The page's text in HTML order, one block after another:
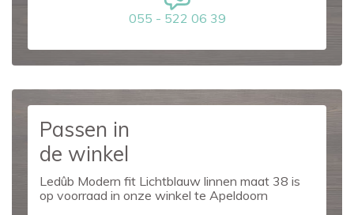
055 - 522 06 39
Passen in
de winkel
Ledûb Modern fit Lichtblauw linnen maat 38 is
op voorraad in onze winkel te Apeldoorn